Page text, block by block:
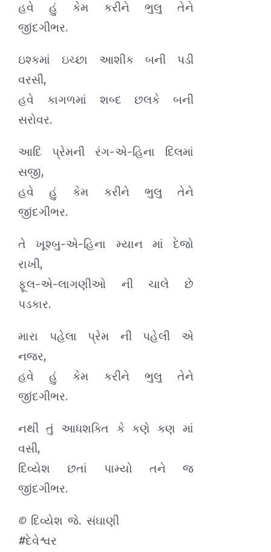
હવે હું કેમ કરીને ભુલુ તેને
જીંદગીભર.
ઇશ્કમાં ઇચ્છા આશીક બની પડી
વરસી,
હવે કાગળમાં શબ્દ છલકે બની
સરોવર.
આદિ પ્રેમની રંગ-એ-હિના દિલમાં
સજી,
હવે હું કેમ કરીને ભુલુ તેને
જીંદગીભર.
તે ખૂશ્બુ-એ-હિના મ્યાન માં દેજો
રાખી,
ફૂલ-એ-લાગણીઓ ની ચાલે છે
પડકાર.
મારા પહેલા પ્રેમ ની પહેલી એ
નજર,
હવે હું કેમ કરીને ભુલુ તેને
જીંદગીભર.
નથી તું આધશક્તિ કે કણે કણ માં
વસી,
દિવ્યેશ છતાં પામ્યો તને જ
જીંદગીભર.
© દિવ્યેશ જે. સંઘાણી
#દેવેશ્વર